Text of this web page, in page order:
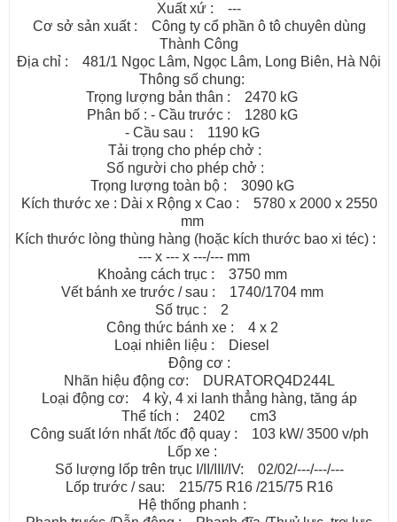
Xuất xứ : ---
Cơ sở sản xuất : Công ty cổ phần ô tô chuyên dùng
Thành Công
Địa chỉ : 481/1 Ngọc Lâm, Ngọc Lâm, Long Biên, Hà Nội
Thông số chung:
Trọng lượng bản thân : 2470 kG
Phân bố : - Cầu trước : 1280 kG
- Cầu sau : 1190 kG
Tải trọng cho phép chở :
Số người cho phép chở :
Trọng lượng toàn bộ : 3090 kG
Kích thước xe : Dài x Rộng x Cao : 5780 x 2000 x 2550
mm
Kích thước lòng thùng hàng (hoặc kích thước bao xi téc) :
--- x --- x ---/--- mm
Khoảng cách trục : 3750 mm
Vết bánh xe trước / sau : 1740/1704 mm
Số trục : 2
Công thức bánh xe : 4 x 2
Loại nhiên liệu : Diesel
Động cơ :
Nhãn hiệu động cơ: DURATORQ4D244L
Loại động cơ: 4 kỳ, 4 xi lanh thẳng hàng, tăng áp
Thể tích : 2402 cm3
Công suất lớn nhất /tốc độ quay : 103 kW/ 3500 v/ph
Lốp xe :
Số lượng lốp trên trục I/II/III/IV: 02/02/---/---/---
Lốp trước / sau: 215/75 R16 /215/75 R16
Hệ thống phanh :